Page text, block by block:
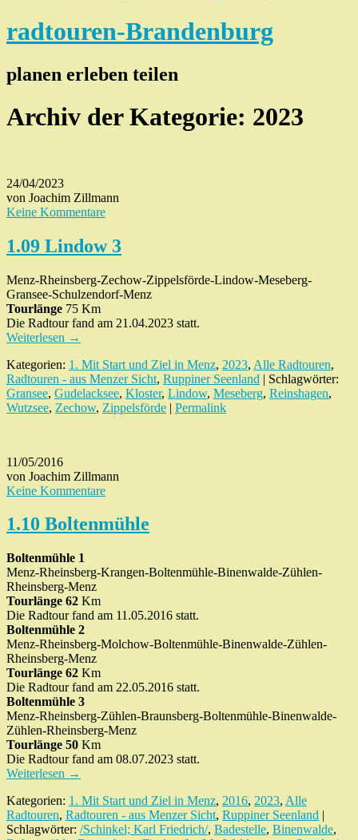
radtouren-Brandenburg
planen erleben teilen
Archiv der Kategorie: 2023
24/04/2023
von Joachim Zillmann
Keine Kommentare
1.09 Lindow 3
Menz-Rheinsberg-Zechow-Zippelsförde-Lindow-Meseberg-
Gransee-Schulzendorf-Menz
Tourlänge 75 Km
Die Radtour fand am 21.04.2023 statt.
Weiterlesen →
Kategorien: 1. Mit Start und Ziel in Menz, 2023, Alle Radtouren,
Radtouren - aus Menzer Sicht, Ruppiner Seenland | Schlagwörter:
Gransee, Gudelacksee, Kloster, Lindow, Meseberg, Reinshagen,
Wutzsee, Zechow, Zippelsförde | Permalink
11/05/2016
von Joachim Zillmann
Keine Kommentare
1.10 Boltenmühle
Boltenmühle 1
Menz-Rheinsberg-Krangen-Boltenmühle-Binenwalde-Zühlen-
Rheinsberg-Menz
Tourlänge 62 Km
Die Radtour fand am 11.05.2016 statt.
Boltenmühle 2
Menz-Rheinsberg-Molchow-Boltenmühle-Binenwalde-Zühlen-
Rheinsberg-Menz
Tourlänge 62 Km
Die Radtour fand am 22.05.2016 statt.
Boltenmühle 3
Menz-Rheinsberg-Zühlen-Braunsberg-Boltenmühle-Binenwalde-
Zühlen-Rheinsberg-Menz
Tourlänge 50 Km
Die Radtour fand am 08.07.2023 statt.
Weiterlesen →
Kategorien: 1. Mit Start und Ziel in Menz, 2016, 2023, Alle
Radtouren, Radtouren - aus Menzer Sicht, Ruppiner Seenland |
Schlagwörter: /Schinkel; Karl Friedrich/, Badestelle, Binenwalde,